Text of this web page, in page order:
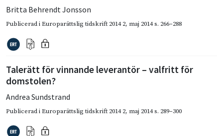
Britta Behrendt Jonsson
Publicerad iEuroparättslig tidskrift 2014 2, maj 2014s. 266–288
Talerätt för vinnande leverantör – valfritt för
domstolen?
Andrea Sundstrand
Publicerad iEuroparättslig tidskrift 2014 2, maj 2014s. 289–300